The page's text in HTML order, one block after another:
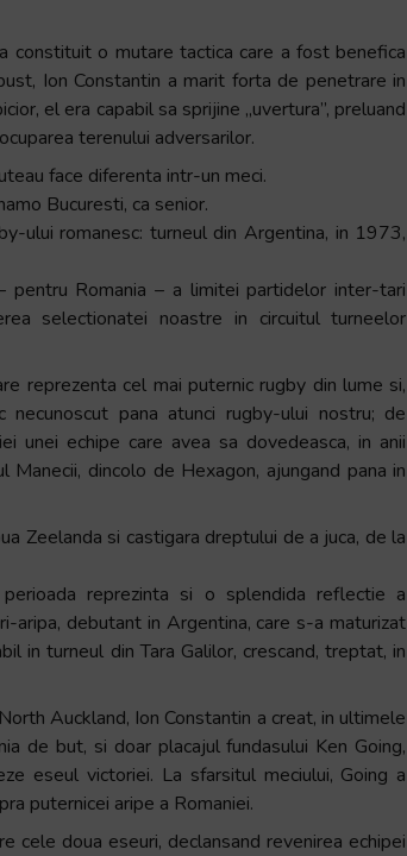
constituit o mutare tactica care a fost benefica
Ion Constantin a marit forta de penetrare in
el era capabil sa sprijine „uvertura”, preluand
terenului adversarilor.
face diferenta intr-un meci.
Bucuresti, ca senior.
ului romanesc: turneul din Argentina, in 1973,
pentru Romania – a limitei partidelor inter-tari
selectionatei noastre in circuitul turneelor
reprezenta cel mai puternic rugby din lume si,
pana atunci rugby-ului nostru; de
unei echipe care avea sa dovedeasca, in anii
dincolo de Hexagon, ajungand pana in
Zeelanda si castigara dreptului de a juca, de la
reprezinta si o splendida reflectie a
aripa, debutant in Argentina, care s-a maturizat
in turneul din Tara Galilor, crescand, treptat, in
Auckland, Ion Constantin a creat, in ultimele
de but, si doar placajul fundasului Ken Going,
eseul victoriei. La sfarsitul meciului, Going a
puternicei aripe a Romaniei.
cele doua eseuri, declansand revenirea echipei